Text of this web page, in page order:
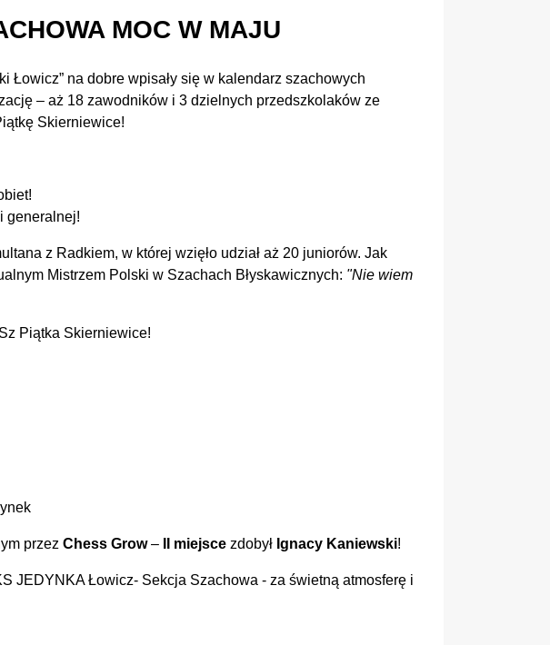
MOC W MAJU
Łowicz” na dobre wpisały się w kalendarz szachowych
– aż 18 zawodników i 3 dzielnych przedszkolaków ze
Skierniewice!
generalnej!
z Radkiem, w której wzięło udział aż 20 juniorów. Jak
Mistrzem Polski w Szachach Błyskawicznych: "Nie wiem
Piątka Skierniewice!
przezChess Grow– II miejsce zdobył Ignacy Kaniewski!
JEDYNKA Łowicz- Sekcja Szachowa - za świetną atmosferę i